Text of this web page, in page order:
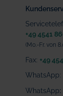
+49 4541
(Mo.-Fr. von
Fax: +49
WhatsApp:
WhatsApp: